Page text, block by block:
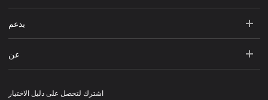
يدعم
عن
اشترك لتحصل على دليل الاختيار